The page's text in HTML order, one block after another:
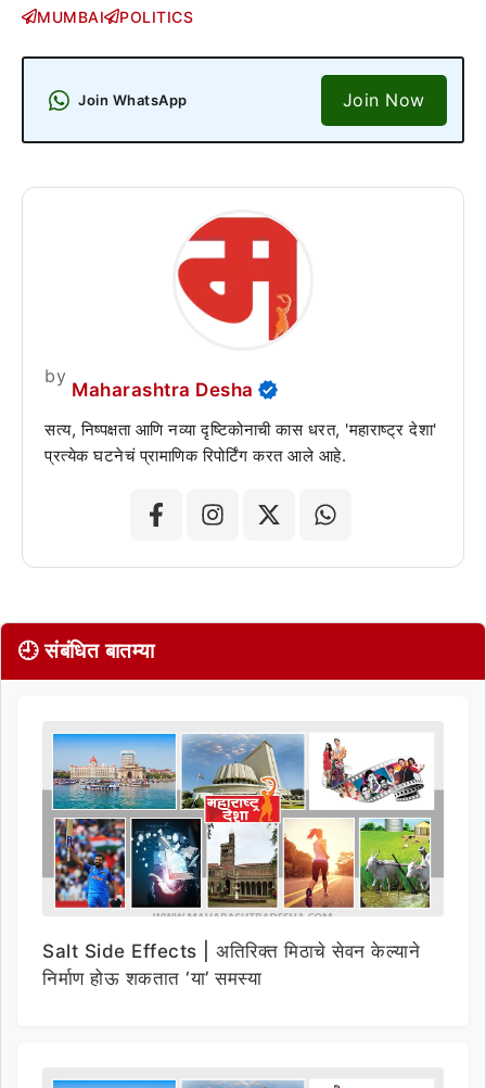
MUMBAI POLITICS
Join WhatsApp Join Now
by
Maharashtra Desha
सत्य, निष्पक्षता आणि नव्या दृष्टिकोनाची कास धरत, 'महाराष्ट्र देशा'
प्रत्येक घटनेचं प्रामाणिक रिपोर्टिंग करत आले आहे.
🕘 संबंधित बातम्या
Salt Side Effects | अतिरिक्त मिठाचे सेवन केल्याने
निर्माण होऊ शकतात ‘या’ समस्या